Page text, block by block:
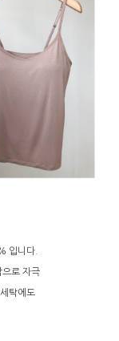
입니다.
으로 자극
탁에도